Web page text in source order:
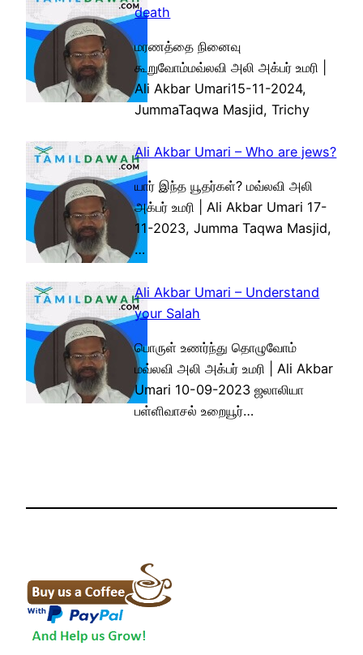
death
மரணத்தை நினைவு
கூறுவோம்மவ்லவி அலி அக்பர் உமரி |
Ali Akbar Umari15-11-2024,
JummaTaqwa Masjid, Trichy
Ali Akbar Umari – Who are jews?
யார் இந்த யூதர்கள்? மவ்லவி அலி
அக்பர் உமரி | Ali Akbar Umari 17-
11-2023, Jumma Taqwa Masjid,
…
Ali Akbar Umari – Understand
your Salah
பொருள் உணர்ந்து தொழுவோம்
மவ்லவி அலி அக்பர் உமரி | Ali Akbar
Umari 10-09-2023 ஜலாலியா
பள்ளிவாசல் உறையூர்…